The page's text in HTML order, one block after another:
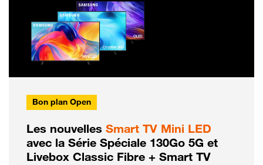
Bon plan Open
Les nouvelles Smart TV Mini LED
avec la Série Spéciale 130Go 5G et
Livebox Classic Fibre + Smart TV